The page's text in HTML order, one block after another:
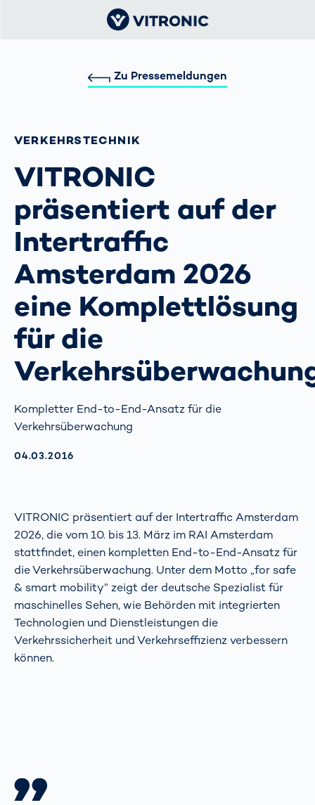
Zu Pressemeldungen
VERKEHRS­TECHNIK
VITRONIC
präsentiert auf der
Intertraffic
Amsterdam 2026
eine Komplettlösung
für die
Kompletter End-to-End-Ansatz für die
Verkehrsüberwachung
AKTUALISIERT AM:
04.03.2016
VITRONIC präsentiert auf der Intertraffic Amsterdam
2026, die vom 10. bis 13. März im RAI Amsterdam
stattfindet, einen kompletten End-to-End-Ansatz für
die Verkehrsüberwachung. Unter dem Motto „for safe
& smart mobility” zeigt der deutsche Spezialist für
maschinelles Sehen, wie Behörden mit integrierten
Technologien und Dienstleistungen die
Verkehrssicherheit und Verkehrseffizienz verbessern
können.